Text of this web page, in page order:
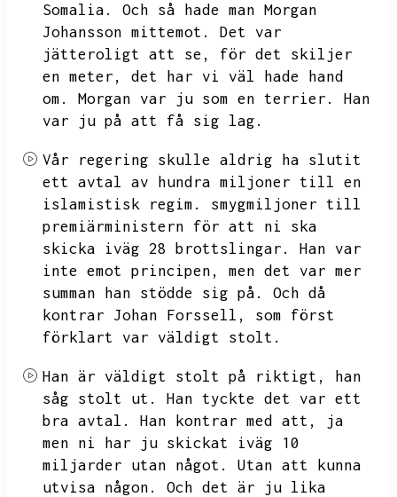
Somalia.
Och så hade man Morgan
Johansson mittemot.
Det var
jätteroligt att se,
för det skiljer
en meter,
det har vi väl hade hand
om.
Morgan var ju som en terrier.
Han
var ju på att få sig lag.
Vår regering skulle aldrig ha slutit
ett avtal av hundra miljoner till en
islamistisk regim.
smygmiljoner till
premiärministern för att ni ska
skicka iväg 28 brottslingar.
Han var
inte emot principen,
men det var mer
summan han stödde sig på.
Och då
kontrar Johan Forssell,
som först
förklart var väldigt stolt.
Han är väldigt stolt på riktigt,
han
såg stolt ut.
Han tyckte det var ett
bra avtal.
Han kontrar med att,
ja
men ni har ju skickat iväg 10
miljarder utan något.
Utan att kunna
utvisa någon.
Och det är ju lika